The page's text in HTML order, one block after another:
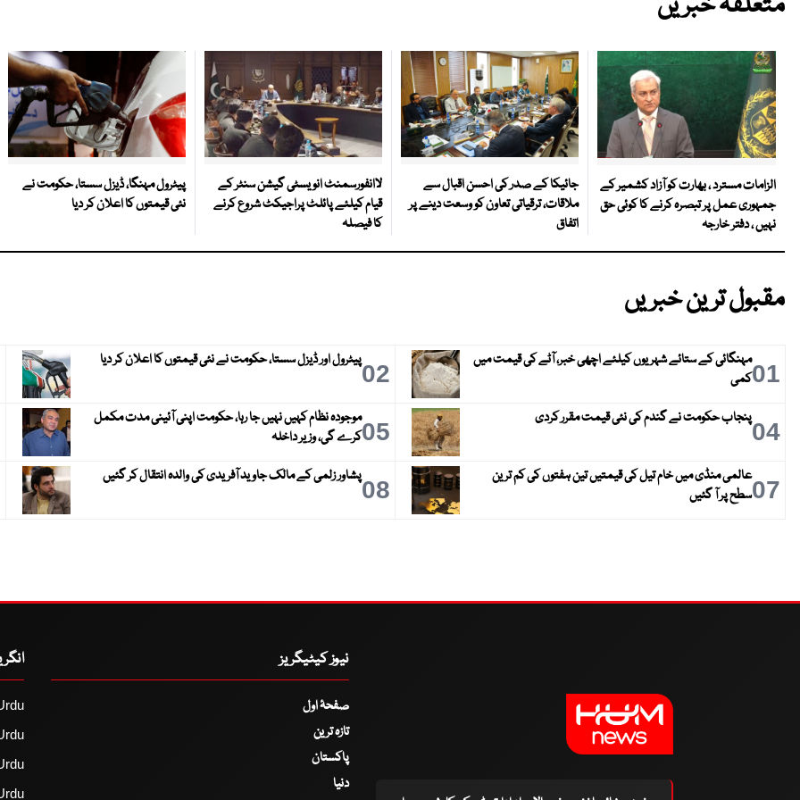
الزامات مسترد ، بھارت کو آزاد کشمیر کے
جمہوری عمل پر تبصرہ کرنے کا کوئی حق
نہیں ، دفتر خارجہ
جائیکا کے صدر کی احسن اقبال سے
ملاقات، ترقیاتی تعاون کو وسعت دینے پر
اتفاق
لاانفورسمنٹ انویسٹی گیشن سنٹر کے
قیام کیلئے پائلٹ پراجیکٹ شروع کرنے
کا فیصلہ
پیٹرول مہنگا، ڈیزل سستا، حکومت نے
نئی قیمتوں کا اعلان کر دیا
مقبول ترین خبریں
01مہنگائی کے ستائے شہریوں کیلئے اچھی خبر، آٹے کی قیمت میں
کمی
02پیٹرول اور ڈیزل سستا، حکومت نے نئی قیمتوں کا اعلان کر دیا
04پنجاب حکومت نے گندم کی نئی قیمت مقرر کردی 05موجودہ نظام کہیں نہیں جا رہا، حکومت اپنی آئینی مدت مکمل
کرے گی، وزیر داخلہ
07عالمی منڈی میں خام تیل کی قیمتیں تین ہفتوں کی کم ترین
سطح پر آ گئیں
08پشاور زلمی کے مالک جاوید آفریدی کی والدہ انتقال کر گئیں
نیوز کیٹیگریز
صفحۂ اول
تازہ ترین
پاکستان
دنیا